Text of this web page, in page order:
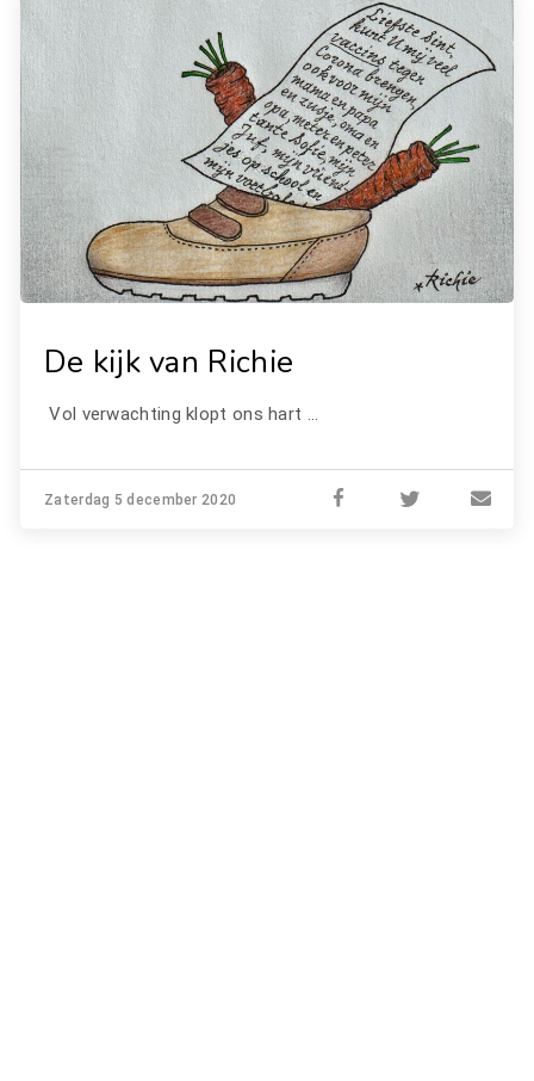
De kijk van Richie
Vol verwachting klopt ons hart ...
Zaterdag 5 december 2020